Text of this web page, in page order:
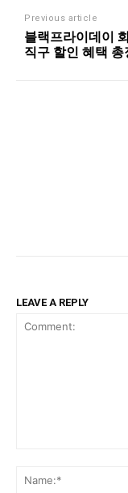
Previous article
블랙프라이데이
직구 할인 혜택 총
LEAVE A REPLY